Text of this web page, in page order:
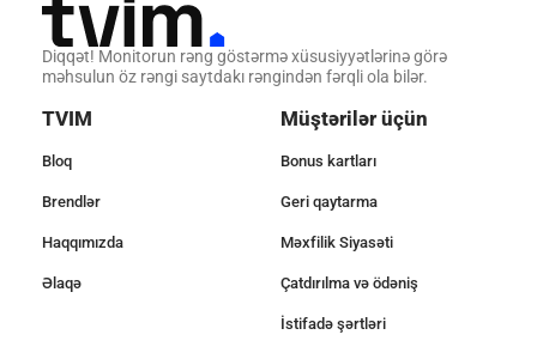
Diqqət! Monitorun rəng göstərmə xüsusiyyətlərinə görə
məhsulun öz rəngi saytdakı rəngindən fərqli ola bilər.
TVIM
Bloq
Brendlər
Haqqımızda
Əlaqə
Müştərilər üçün
Bonus kartları
Geri qaytarma
Məxfilik Siyasəti
Çatdırılma və ödəniş
İstifadə şərtləri